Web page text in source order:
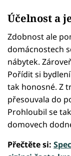
Účelnost a
Zdobnost ale
domácnostech
nábytek.
Pořídit si
tak honosné. Z
přesouvala do
Prohloubil se
domovech
Přečtěte si: